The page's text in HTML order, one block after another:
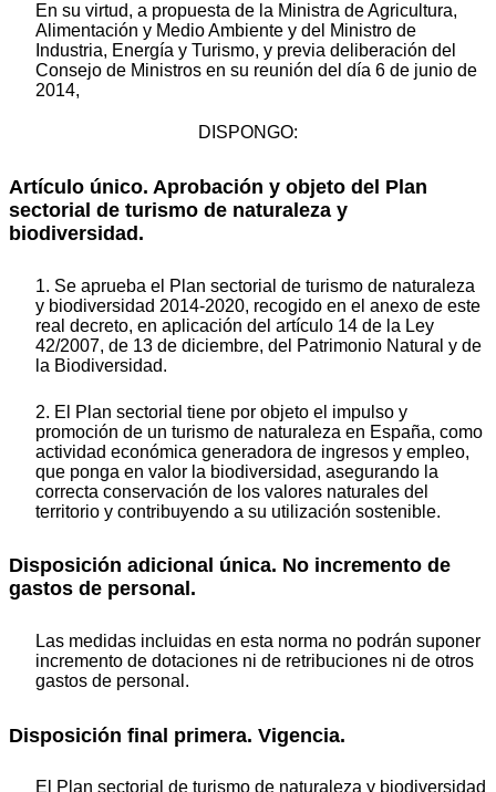
En su virtud, a propuesta de la Ministra de Agricultura,
Alimentación y Medio Ambiente y del Ministro de
Industria, Energía y Turismo, y previa deliberación del
Consejo de Ministros en su reunión del día 6 de junio de
2014,
DISPONGO:
Artículo único. Aprobación y objeto del Plan
sectorial de turismo de naturaleza y
biodiversidad.
1. Se aprueba el Plan sectorial de turismo de naturaleza
y biodiversidad 2014-2020, recogido en el anexo de este
real decreto, en aplicación del artículo 14 de la Ley
42/2007, de 13 de diciembre, del Patrimonio Natural y de
la Biodiversidad.
2. El Plan sectorial tiene por objeto el impulso y
promoción de un turismo de naturaleza en España, como
actividad económica generadora de ingresos y empleo,
que ponga en valor la biodiversidad, asegurando la
correcta conservación de los valores naturales del
territorio y contribuyendo a su utilización sostenible.
Disposición adicional única. No incremento de
gastos de personal.
Las medidas incluidas en esta norma no podrán suponer
incremento de dotaciones ni de retribuciones ni de otros
gastos de personal.
Disposición final primera. Vigencia.
El Plan sectorial de turismo de naturaleza y biodiversidad